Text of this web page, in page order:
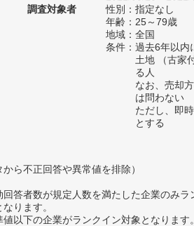
調査対象者
性別：指定なし
年齢：25～79歳
地域：全国
条件：過去6年以内
土地 （古家
る人
なお、売却
は問わない
ただし、即
とする
ら不正回答や異常値を排除）
答者数が規定人数を満たした企業のみ
ります。
以下の企業がランクイン対象となります。